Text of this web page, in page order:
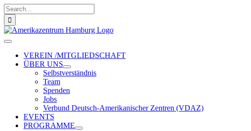
Zum
Inhalt
springen
Suche
nach:
Toggle
NavigationVEREIN /MITGLIEDSCHAFT
ÜBER UNS
Selbstverständnis
Team
Spenden
Jobs
Verbund Deutsch-Amerikanischer Zentren (VDAZ)
EVENTS
PROGRAMME